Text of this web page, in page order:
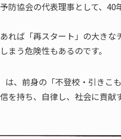
防協会の代表理事として、
れば「再スタート」の大きな
まう危険性もあるのです。
、前身の「不登校・引きこも
を持ち、自律し、社会に貢